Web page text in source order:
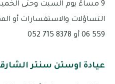
9 مساءً يوم السبت وحتى
559 06 أو 8378 715 052
عيادة اوستن سنتر